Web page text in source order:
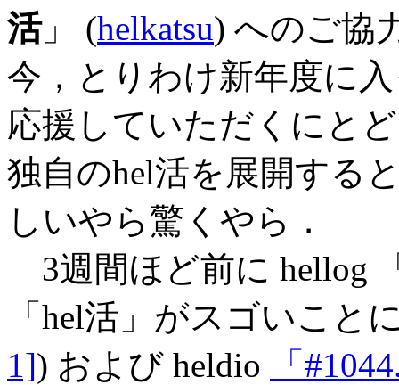
活」 (helkatsu) へのご協
今，とりわけ新年度に
応援していただくにと
独自のhel活を展開する
しいやら驚くやら．
3週間ほど前に hellog
「hel活」がスゴいこと
1]) および heldio
「